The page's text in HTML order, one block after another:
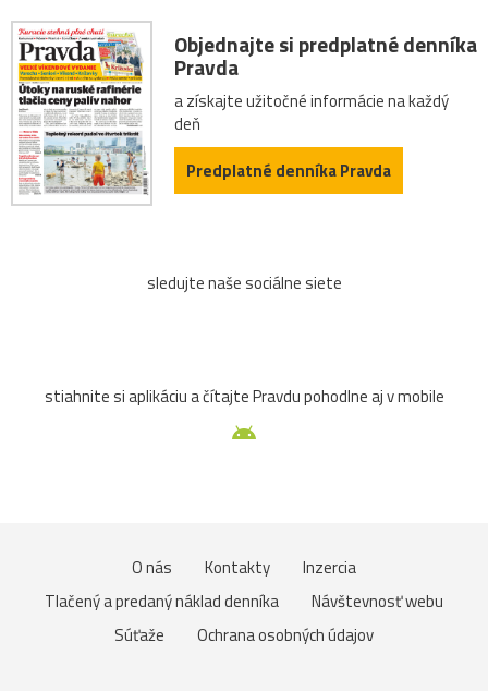
Objednajte si predplatné denníka
Pravda
a získajte užitočné informácie na každý
deň
Predplatné denníka Pravda
sledujte naše sociálne siete
stiahnite si aplikáciu a čítajte Pravdu pohodlne aj v mobile
O nás Kontakty
Inzercia
Tlačený a predaný náklad denníka
Návštevnosť webu
Súťaže
Ochrana osobných údajov